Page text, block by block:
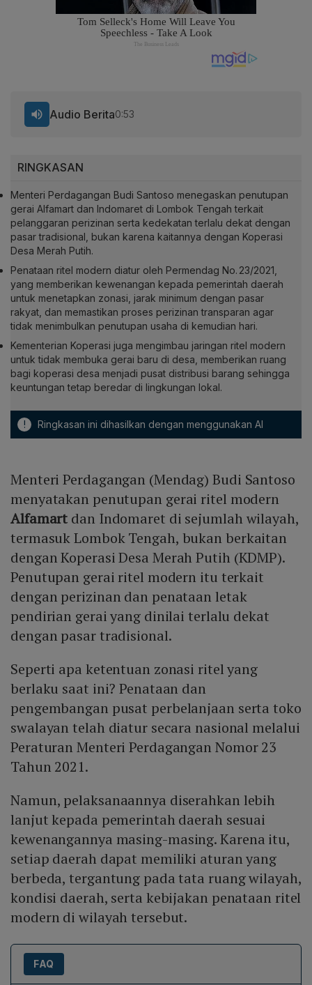
RINGKASAN
Menteri Perdagangan Budi Santoso menegaskan penutupan
gerai Alfamart dan Indomaret di Lombok Tengah terkait
pelanggaran perizinan serta kedekatan terlalu dekat dengan
pasar tradisional, bukan karena kaitannya dengan Koperasi
Desa Merah Putih.
Penataan ritel modern diatur oleh Permendag No. 23/2021,
yang memberikan kewenangan kepada pemerintah daerah
untuk menetapkan zonasi, jarak minimum dengan pasar
rakyat, dan memastikan proses perizinan transparan agar
tidak menimbulkan penutupan usaha di kemudian hari.
Kementerian Koperasi juga mengimbau jaringan ritel modern
untuk tidak membuka gerai baru di desa, memberikan ruang
bagi koperasi desa menjadi pusat distribusi barang sehingga
keuntungan tetap beredar di lingkungan lokal.
! Ringkasan ini dihasilkan dengan menggunakan AI
Audio Berita0:53
Menteri Perdagangan (Mendag) Budi Santoso
menyatakan penutupan gerai ritel modern
Alfamart dan Indomaret di sejumlah wilayah,
termasuk Lombok Tengah, bukan berkaitan
dengan Koperasi Desa Merah Putih (KDMP).
Penutupan gerai ritel modern itu terkait
dengan perizinan dan penataan letak
pendirian gerai yang dinilai terlalu dekat
dengan pasar tradisional.
Seperti apa ketentuan zonasi ritel yang
berlaku saat ini? Penataan dan
pengembangan pusat perbelanjaan serta toko
swalayan telah diatur secara nasional melalui
Peraturan Menteri Perdagangan Nomor 23
Tahun 2021.
Namun, pelaksanaannya diserahkan lebih
lanjut kepada pemerintah daerah sesuai
kewenangannya masing-masing. Karena itu,
setiap daerah dapat memiliki aturan yang
berbeda, tergantung pada tata ruang wilayah,
kondisi daerah, serta kebijakan penataan ritel
modern di wilayah tersebut.
FAQ